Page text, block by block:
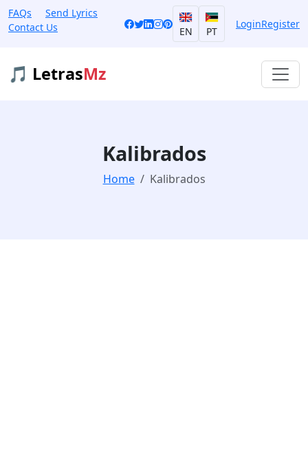
FAQs
Send Lyrics
Contact Us
EN PT
LoginRegister
🎵 LetrasMz
Kalibrados
Home Kalibrados